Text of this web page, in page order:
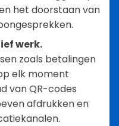
het doorstaan van
werk.
zoals betalingen
elk moment
van QR-codes
afdrukken en